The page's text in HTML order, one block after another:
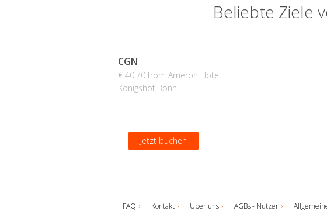
Beliebte Ziele
CGN
€ 40.70 from Ameron Hotel
Königshof Bonn
Jetzt buchen
FAQ Kontakt Über uns AGBs - Nutzer